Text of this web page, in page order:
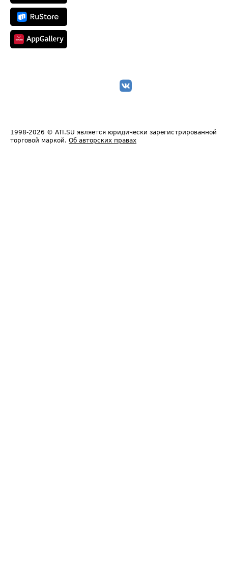
1998-2026 © ATI.SU является юридически зарегистрированной
торговой маркой. Об авторских правах